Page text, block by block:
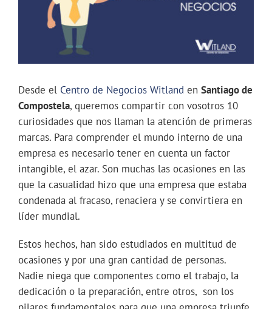
Desde el Centro de Negocios Witland en Santiago de
Compostela, queremos compartir con vosotros 10
curiosidades que nos llaman la atención de primeras
marcas. Para comprender el mundo interno de una
empresa es necesario tener en cuenta un factor
intangible, el azar. Son muchas las ocasiones en las
que la casualidad hizo que una empresa que estaba
condenada al fracaso, renaciera y se convirtiera en
líder mundial.
Estos hechos, han sido estudiados en multitud de
ocasiones y por una gran cantidad de personas.
Nadie niega que componentes como el trabajo, la
dedicación o la preparación, entre otros, son los